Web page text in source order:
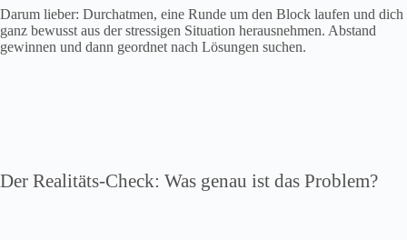
Darum lieber: Durchatmen, eine Runde um den Block laufen und dich
ganz bewusst aus der stressigen Situation herausnehmen. Abstand
gewinnen und dann geordnet nach Lösungen suchen.
Der Realitäts-Check: Was genau ist das Problem?